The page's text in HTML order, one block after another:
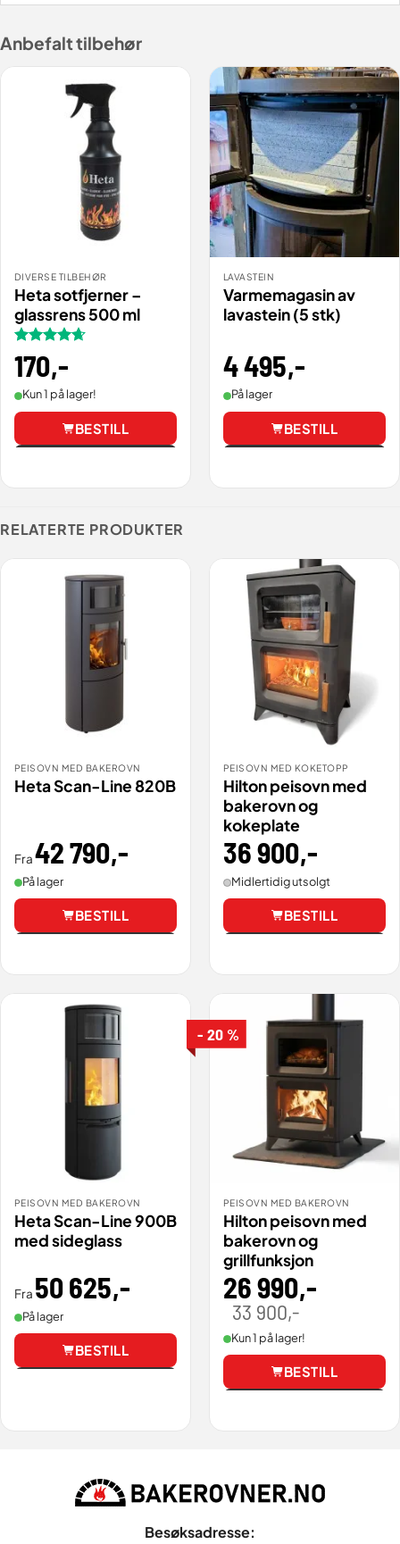
Anbefalt tilbehør
DIVERSE TILBEHØR
Heta sotfjerner –
glassrens 500 ml
Vurdert
4.67av 5
170,-
Kun 1 på lager!
BESTILL
LAVASTEIN
Varmemagasin av
lavastein (5 stk)
4 495,-
På lager
BESTILL
RELATERTE PRODUKTER
PEISOVN MED BAKEROVN
Heta Scan-Line 820B
Fra42 790,-
På lager
BESTILL
PEISOVN MED KOKETOPP
Hilton peisovn med
bakerovn og
kokeplate
36 900,-
Midlertidig utsolgt
BESTILL
PEISOVN MED BAKEROVN
Heta Scan-Line 900B
med sideglass
Fra 50 625,-
På lager
BESTILL
- 20 %
PEISOVN MED BAKEROVN
Hilton peisovn med
bakerovn og
grillfunksjon
26 990,-
33 900,-
900,00 .
990,00 .
Kun 1 på lager!
BESTILL
Besøksadresse: